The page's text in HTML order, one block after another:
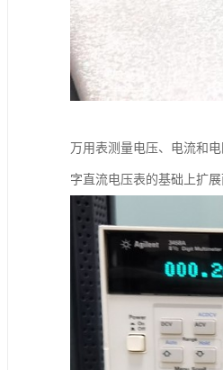
万用表测量电压、电流和
字直流电压表的基础上扩展